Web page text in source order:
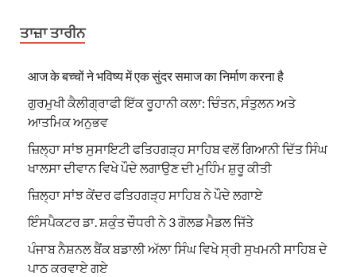
ਤਾਜ਼ਾ ਤਾਰੀਨ
आज के बच्चों ने भविष्य में एक सुंदर समाज का निर्माण करना है
ਗੁਰਮੁਖੀ ਕੈਲੀਗ੍ਰਾਫੀ ਇੱਕ ਰੂਹਾਨੀ ਕਲਾ: ਚਿੰਤਨ, ਸੰਤੁਲਨ ਅਤੇ
ਆਤਮਿਕ ਅਨੁਭਵ
ਜ਼ਿਲ੍ਹਾ ਸਾਂਝ ਸੁਸਾਇਟੀ ਫਤਿਹਗੜ੍ਹ ਸਾਹਿਬ ਵਲੋਂ ਗਿਆਨੀ ਦਿੱਤ ਸਿੰਘ
ਖਾਲਸਾ ਦੀਵਾਨ ਵਿਖੇ ਪੌਦੇ ਲਗਾਉਣ ਦੀ ਮੁਹਿੰਮ ਸ਼ੁਰੂ ਕੀਤੀ
ਜ਼ਿਲ੍ਹਾ ਸਾਂਝ ਕੇਂਦਰ ਫਤਿਹਗੜ੍ਹ ਸਾਹਿਬ ਨੇ ਪੌਦੇ ਲਗਾਏ
ਇੰਸਪੈਕਟਰ ਡਾ. ਸ਼ਕੁੰਤ ਚੌਧਰੀ ਨੇ 3 ਗੋਲਡ ਮੈਡਲ ਜਿੱਤੇ
ਪੰਜਾਬ ਨੈਸ਼ਨਲ ਬੈਂਕ ਬਡਾਲੀ ਅੱਲਾ ਸਿੰਘ ਵਿਖੇ ਸ੍ਰੀ ਸੁਖਮਨੀ ਸਾਹਿਬ ਦੇ
ਪਾਠ ਕਰਵਾਏ ਗਏ